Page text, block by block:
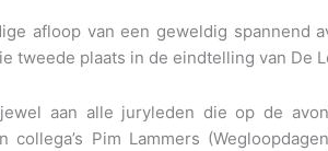
afloop van een geweldig spannend
tweede plaats in de eindtelling van De
aan alle juryleden die op de
collega’s Pim Lammers